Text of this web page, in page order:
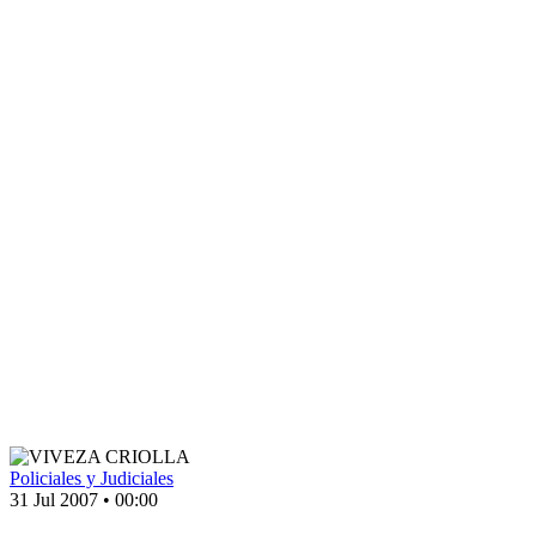
Policiales y Judiciales
31 Jul 2007 • 00:00